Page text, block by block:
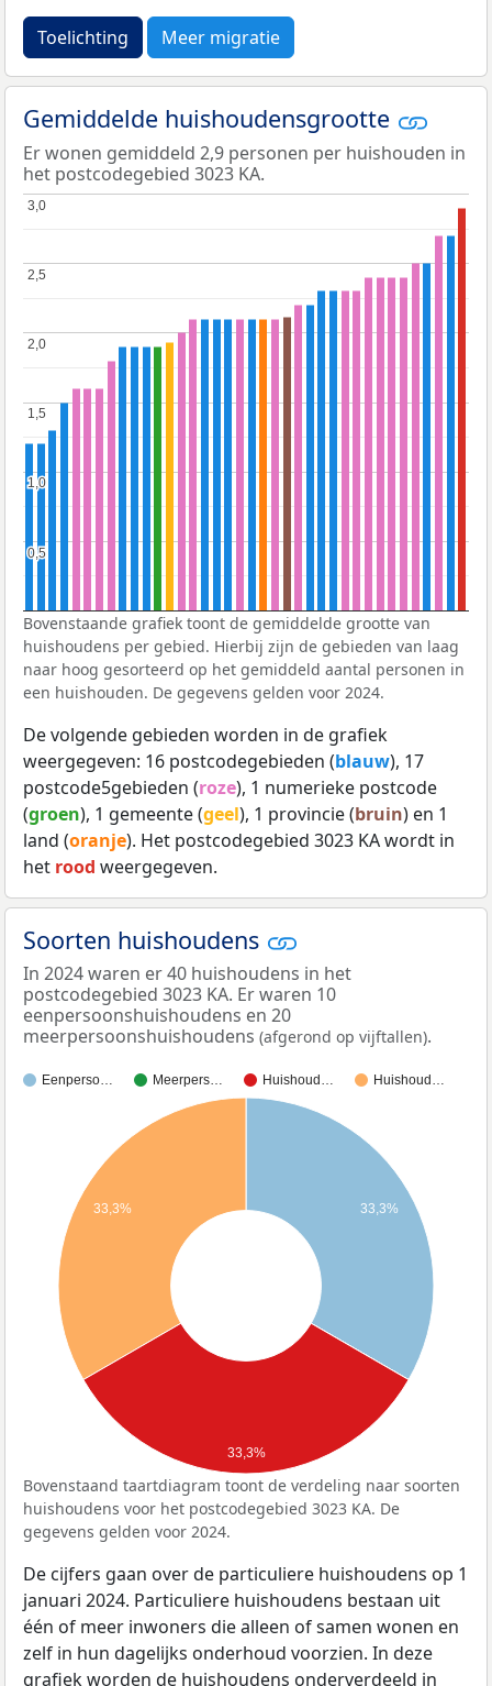
Toelichting Meer migratie
Gemiddelde huishoudensgrootte
Er wonen gemiddeld 2,9 personen per huishouden in
het postcodegebied 3023 KA.
0,5
0,5
1,0
1,0
1,5
1,5
2,0
2,0
2,5
2,5
3,0
3,0
Bovenstaande grafiek toont de gemiddelde grootte van
huishoudens per gebied. Hierbij zijn de gebieden van laag
naar hoog gesorteerd op het gemiddeld aantal personen in
een huishouden. De gegevens gelden voor 2024.
De volgende gebieden worden in de grafiek
weergegeven: 16 postcodegebieden (blauw), 17
postcode5gebieden (roze), 1 numerieke postcode
(groen), 1 gemeente (geel), 1 provincie (bruin) en 1
land (oranje). Het postcodegebied 3023 KA wordt in
het rood weergegeven.
Soorten huishoudens
In 2024 waren er 40 huishoudens in het
postcodegebied 3023 KA. Er waren 10
eenpersoonshuishoudens en 20
meerpersoonshuishoudens (afgerond op vijftallen).
Eenperso… Meerpers… Huishoud… Huishoud…
33,3%
33,3%
33,3%
Bovenstaand taartdiagram toont de verdeling naar soorten
huishoudens voor het postcodegebied 3023 KA. De
gegevens gelden voor 2024.
De cijfers gaan over de particuliere huishoudens op 1
januari 2024. Particuliere huishoudens bestaan uit
één of meer inwoners die alleen of samen wonen en
zelf in hun dagelijks onderhoud voorzien. In deze
grafiek worden de huishoudens onderverdeeld in